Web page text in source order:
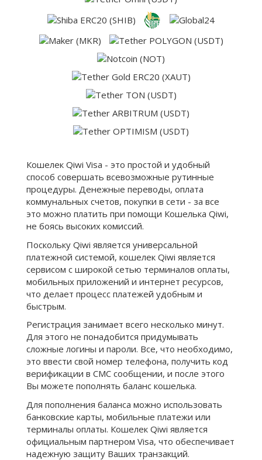
Кошелек Qiwi Visa - это простой и удобный
способ совершать всевозможные рутинные
процедуры. Денежные переводы, оплата
коммунальных счетов, покупки в сети - за все
это можно платить при помощи Кошелька Qiwi,
не боясь высоких комиссий.
Поскольку Qiwi является универсальной
платежной системой, кошелек Qiwi является
сервисом с широкой сетью терминалов оплаты,
мобильных приложений и интернет ресурсов,
что делает процесс платежей удобным и
быстрым.
Регистрация занимает всего несколько минут.
Для этого не понадобится придумывать
сложные логины и пароли. Все, что необходимо,
это ввести свой номер телефона, получить код
верификации в СМС сообщении, и после этого
Вы можете пополнять баланс кошелька.
Для пополнения баланса можно использовать
банковские карты, мобильные платежи или
терминалы оплаты. Кошелек Qiwi является
официальным партнером Visa, что обеспечивает
надежную защиту Ваших транзакций.